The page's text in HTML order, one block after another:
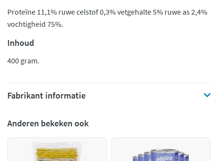
Proteïne 11,1% ruwe celstof 0,3% vetgehalte 5% ruwe as 2,4%
vochtigheid 75%.
Inhoud
400 gram.
Fabrikant informatie
Anderen bekeken ook